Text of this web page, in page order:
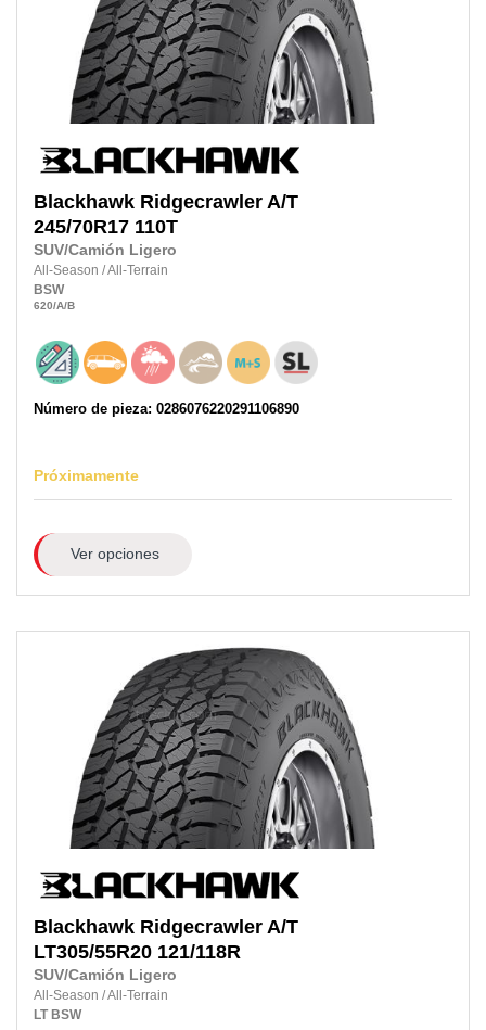
Blackhawk Ridgecrawler A/T
245/70R17 110T
SUV/Camión Ligero
All-Season /All-Terrain
BSW
620/A/B
Número de pieza: 0286076220291106890
Próximamente
Ver opciones
Blackhawk Ridgecrawler A/T
LT305/55R20 121/118R
SUV/Camión Ligero
All-Season /All-Terrain
LT BSW